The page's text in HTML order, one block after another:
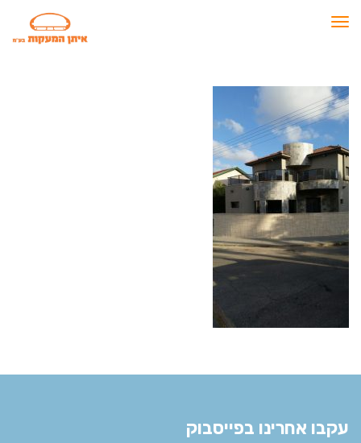
תפריט
עקבו אחרינו בפייסבוק